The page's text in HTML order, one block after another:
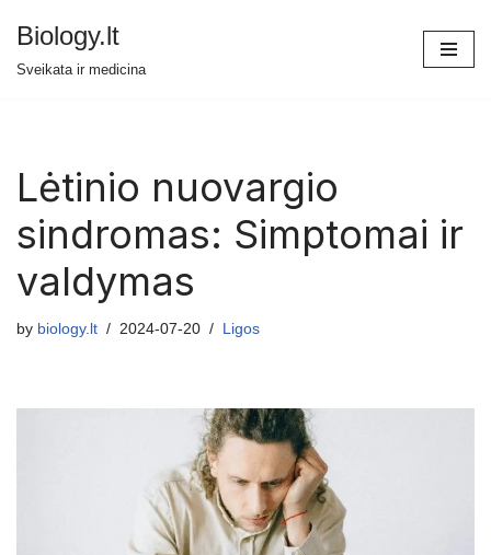
Biology.lt
Sveikata ir medicina
Lėtinio nuovargio
sindromas: Simptomai ir
valdymas
by biology.lt 2024-07-20 Ligos